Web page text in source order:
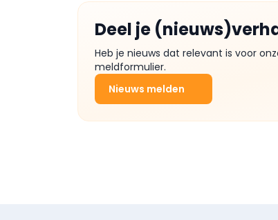
Deel je
Heb je nieuws dat relevant is voor
meldformulier.
Nieuws melden